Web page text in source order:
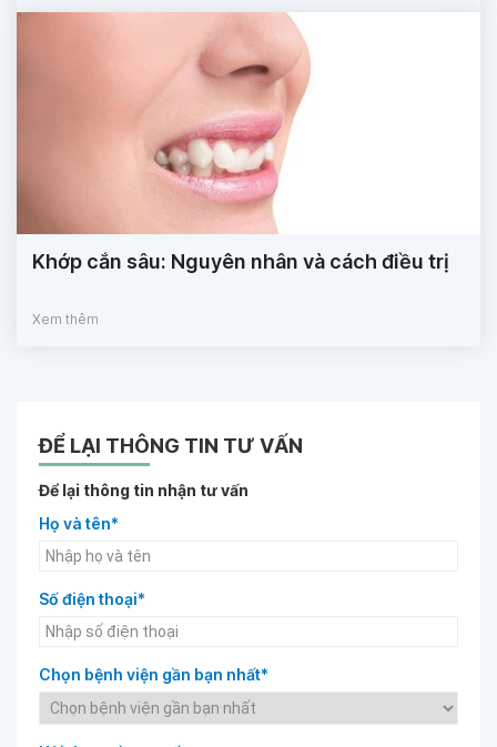
Khớp cắn sâu: Nguyên nhân và cách điều trị
Xem thêm
ĐỂ LẠI THÔNG TIN TƯ VẤN
Để lại thông tin nhận tư vấn
Họ và tên*
Số điện thoại*
Chọn bệnh viện gần bạn nhất*